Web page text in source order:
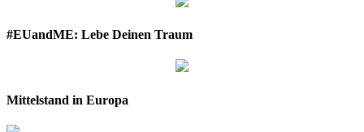
#EUandME: Lebe Deinen Traum
Mittelstand in Europa